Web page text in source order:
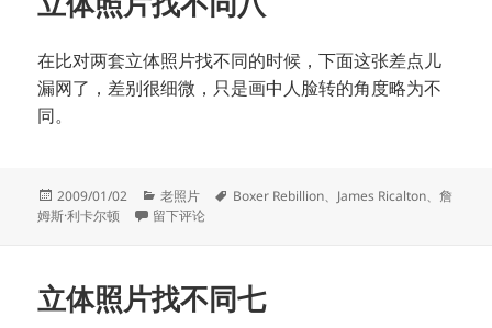
在比对两套立体照片找不同的时候，下面这张差点儿
漏网了，差别很细微，只是画中人脸转的角度略为不
同。
发
布
2009/01/02
分
类
老照片
标
Boxer Rebillion、 James Ricalton、詹
姆斯·利卡尔顿
于立体照片找不同八
留下评论
立体照片找不同七